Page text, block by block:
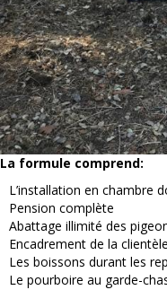
La formule comprend:
L’installation en chambre
Pension complète
Abattage illimité des
Encadrement de la
Les boissons durant les
Le pourboire au garde-